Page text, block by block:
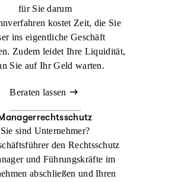
für Sie darum
kostet Zeit, die Sie
ins eigentliche Geschäft
Zudem leidet Ihre Liquidität,
Sie auf Ihr Geld warten.
Beraten lassen
Managerrechtsschutz
Sie sind Unternehmer?
den Rechtsschutz
und Führungskräfte im
abschließen und Ihren